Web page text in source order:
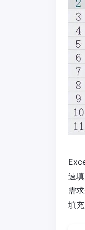
速
需
填